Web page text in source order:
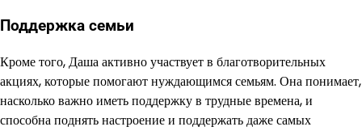
Поддержка семьи
Кроме того, Даша активно участвует в благотворительных
акциях, которые помогают нуждающимся семьям. Она понимает,
насколько важно иметь поддержку в трудные времена, и
способна поднять настроение и поддержать даже самых